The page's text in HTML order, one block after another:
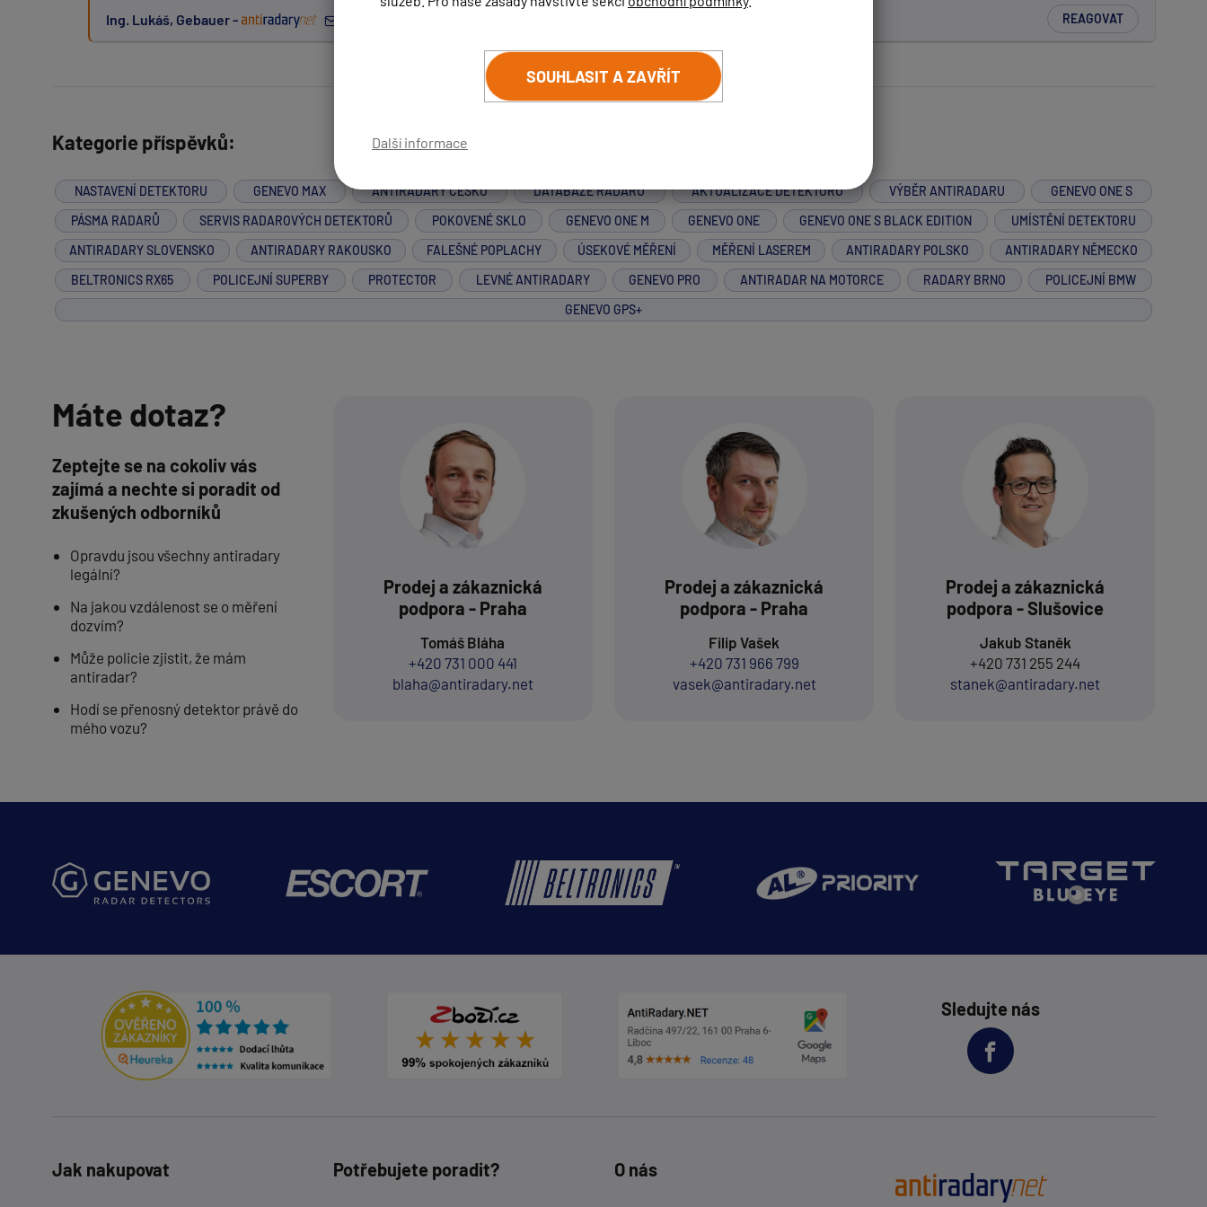
SOUHLASIT A ZAVŘÍT
Další informace
Ing. Lukáš, Gebauer - REAGOVAT
Kategorie příspěvků:
NASTAVENÍ DETEKTORU GENEVO MAX ANTIRADARY ČESKO DATABÁZE RADARŮ AKTUALIZACE DETEKTORŮ VÝBĚR ANTIRADARU
GENEVO ONE S
PÁSMA RADARŮ
SERVIS RADAROVÝCH DETEKTORŮ POKOVENÉ SKLO GENEVO ONE M GENEVO ONE GENEVO ONE S BLACK EDITION
UMÍSTĚNÍ DETEKTORU
ANTIRADARY SLOVENSKO
ANTIRADARY RAKOUSKO FALEŠNÉ POPLACHY ÚSEKOVÉ MĚŘENÍ MĚŘENÍ LASEREM ANTIRADARY POLSKO
ANTIRADARY NĚMECKO
BELTRONICS RX65
POLICEJNÍ SUPERBY PROTECTOR LEVNÉ ANTIRADARY GENEVO PRO ANTIRADAR NA MOTORCE RADARY BRNO
POLICEJNÍ BMW
GENEVO GPS+
Máte dotaz?
Zeptejte se na cokoliv vás
zajímá a nechte si poradit od
zkušených odborníků
Opravdu jsou všechny antiradary
legální?
Na jakou vzdálenost se o měření
dozvím?
Může policie zjistit, že mám
antiradar?
Hodí se přenosný detektor právě do
mého vozu?
Prodej a zákaznická
podpora - Praha
Tomáš Bláha
+420 731 000 441
blaha@antiradary.net
Prodej a zákaznická
podpora - Praha
Filip Vašek
+420 731 966 799
vasek@antiradary.net
Prodej a zákaznická
podpora - Slušovice
Jakub Staněk
+420 731 255 244
stanek@antiradary.net
Sledujte nás
Jak nakupovat Potřebujete poradit? O nás